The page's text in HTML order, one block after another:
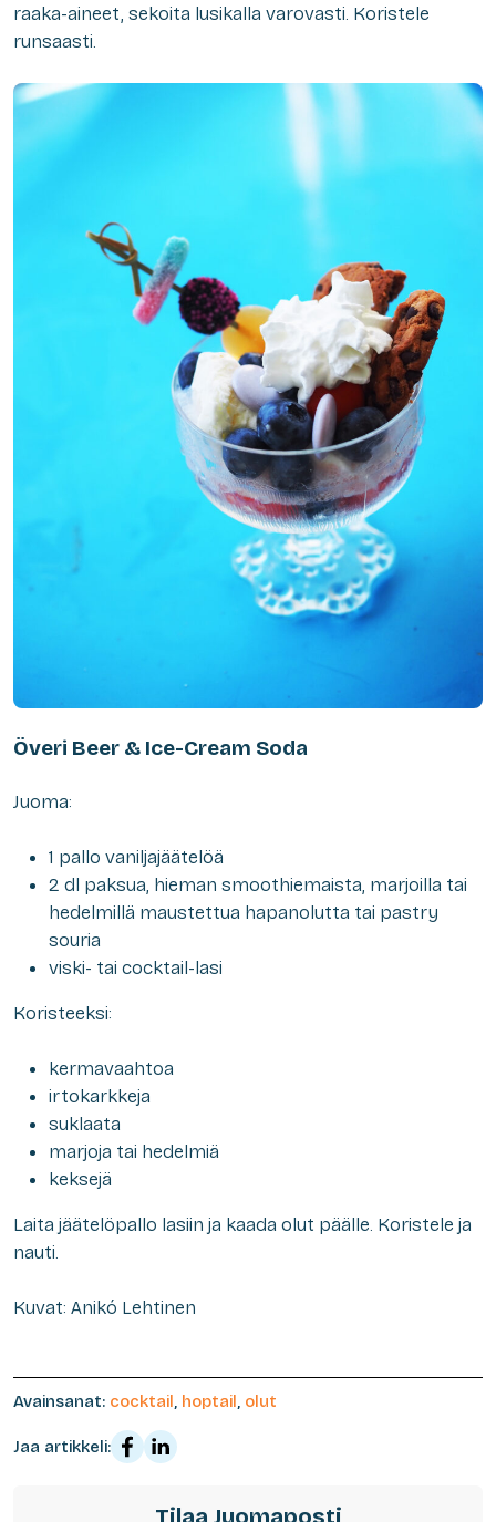
raaka-aineet, sekoita lusikalla varovasti. Koristele
runsaasti.
Överi Beer & Ice-Cream Soda
Juoma:
1 pallo vaniljajäätelöä
2 dl paksua, hieman smoothiemaista, marjoilla tai
hedelmillä maustettua hapanolutta tai pastry
souria
viski- tai cocktail-lasi
Koristeeksi:
kermavaahtoa
irtokarkkeja
suklaata
marjoja tai hedelmiä
keksejä
Laita jäätelöpallo lasiin ja kaada olut päälle. Koristele ja
nauti.
Kuvat: Anikó Lehtinen
Avainsanat: cocktail , hoptail , olut
Jaa artikkeli: